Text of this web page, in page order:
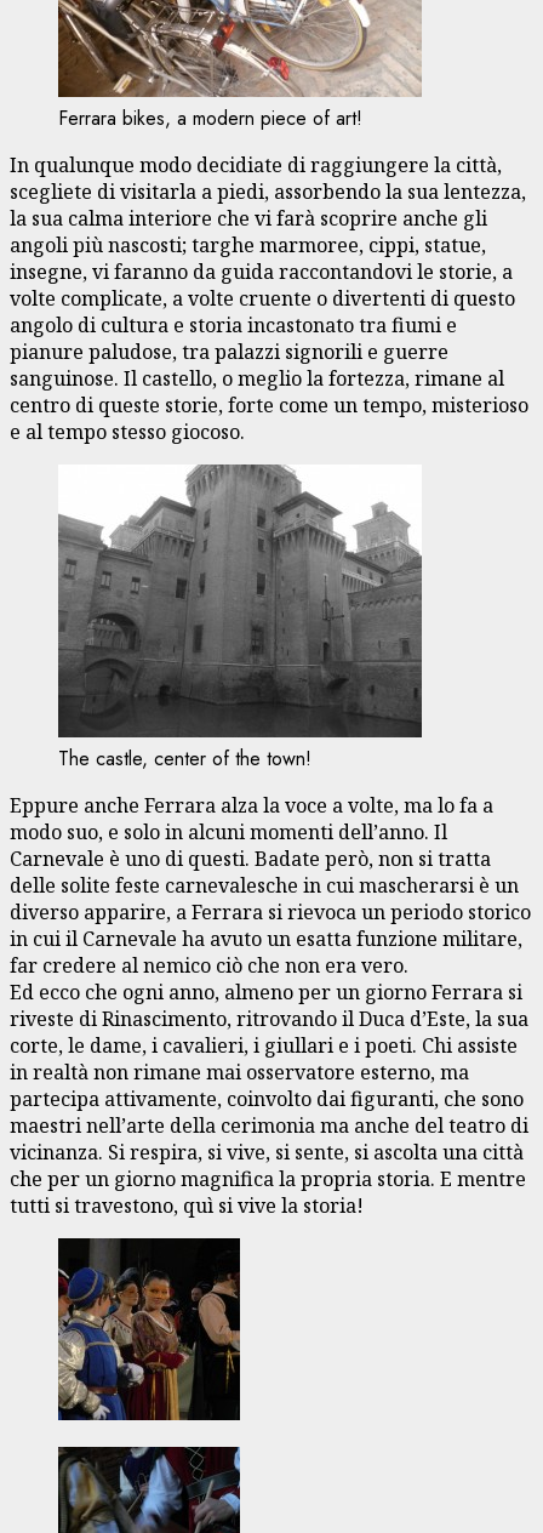
Ferrara bikes, a modern piece of art!
In qualunque modo decidiate di raggiungere la città,
scegliete di visitarla a piedi, assorbendo la sua lentezza,
la sua calma interiore che vi farà scoprire anche gli
angoli più nascosti; targhe marmoree, cippi, statue,
insegne, vi faranno da guida raccontandovi le storie, a
volte complicate, a volte cruente o divertenti di questo
angolo di cultura e storia incastonato tra fiumi e
pianure paludose, tra palazzi signorili e guerre
sanguinose. Il castello, o meglio la fortezza, rimane al
centro di queste storie, forte come un tempo, misterioso
e al tempo stesso giocoso.
The castle, center of the town!
Eppure anche Ferrara alza la voce a volte, ma lo fa a
modo suo, e solo in alcuni momenti dell’anno. Il
Carnevale è uno di questi. Badate però, non si tratta
delle solite feste carnevalesche in cui mascherarsi è un
diverso apparire, a Ferrara si rievoca un periodo storico
in cui il Carnevale ha avuto un esatta funzione militare,
far credere al nemico ciò che non era vero.
Ed ecco che ogni anno, almeno per un giorno Ferrara si
riveste di Rinascimento, ritrovando il Duca d’Este, la sua
corte, le dame, i cavalieri, i giullari e i poeti. Chi assiste
in realtà non rimane mai osservatore esterno, ma
partecipa attivamente, coinvolto dai figuranti, che sono
maestri nell’arte della cerimonia ma anche del teatro di
vicinanza. Si respira, si vive, si sente, si ascolta una città
che per un giorno magnifica la propria storia. E mentre
tutti si travestono, quì si vive la storia!